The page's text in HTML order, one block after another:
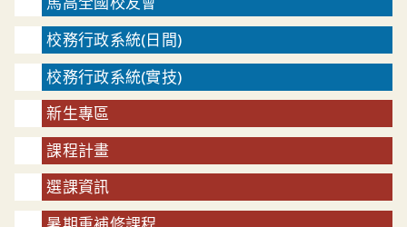
校務行政系統(日間)
校務行政系統(實技)
新生專區
課程計畫
選課資訊